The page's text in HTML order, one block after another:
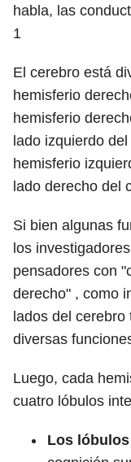
habla, las
1
El cerebro está
hemisferio
hemisferio
lado izquierdo
hemisferio
lado derecho del
Si bien algunas
los
pensadores con
derecho" , como
lados del
diversas
Luego, cada
cuatro lóbulos
Los